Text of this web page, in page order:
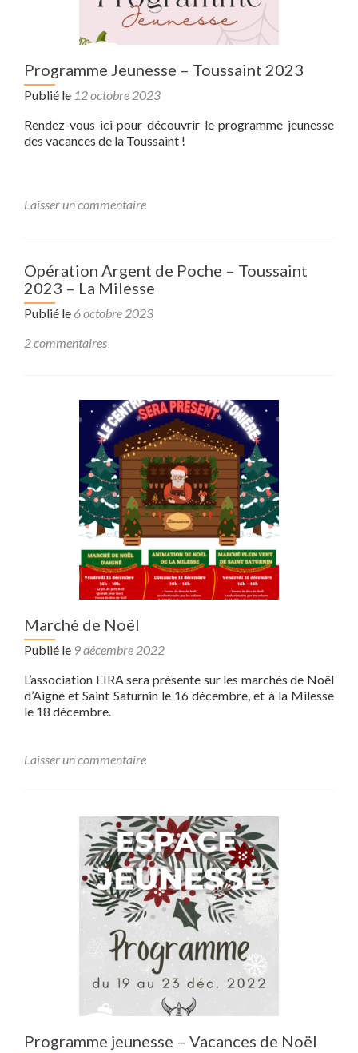
Programme Jeunesse – Toussaint 2023
Publié le 12 octobre 2023
Rendez-vous ici pour découvrir le programme jeunesse
des vacances de la Toussaint !
Laisser un commentaire
Opération Argent de Poche – Toussaint
2023 – La Milesse
Publié le 6 octobre 2023
2 commentaires
Marché de Noël
Publié le 9 décembre 2022
L’association EIRA sera présente sur les marchés de Noël
d’Aigné et Saint Saturnin le 16 décembre, et à la Milesse
le 18 décembre.
Laisser un commentaire
Programme jeunesse – Vacances de Noël